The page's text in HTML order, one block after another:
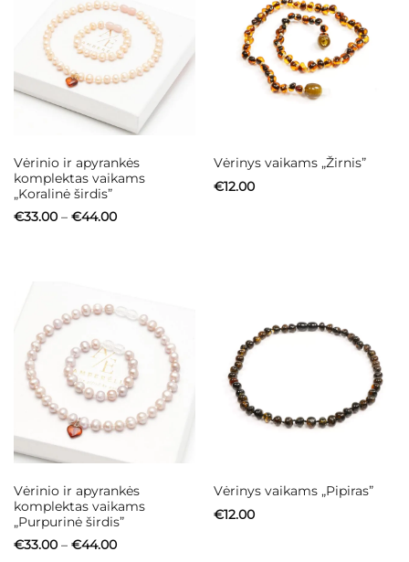
Vėrinio ir apyrankės
komplektas vaikams
„Koralinė širdis”
€33.00 – €44.00Price
Vėrinys vaikams „Žirnis”
€12.00
Vėrinio ir apyrankės
komplektas vaikams
„Purpurinė širdis”
€33.00 – €44.00Price
Vėrinys vaikams „Pipiras”
€12.00